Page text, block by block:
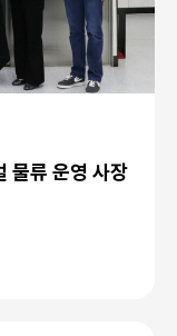
물류 운영 사장